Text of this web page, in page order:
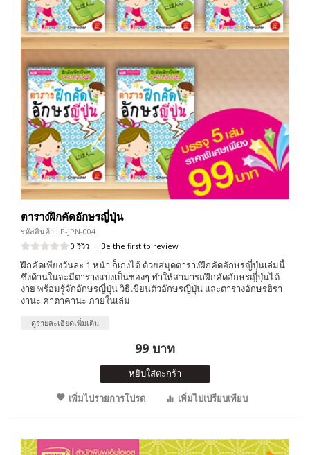
ตารางฝึกคัดอักษรญี่ปุ่น
รหัสสินค้า : P-JPN-004
0 รีวิว | Be the first to review
ฝึกคัดเพียงวันละ 1 หน้า ก็เก่งได้ ด้วยสมุดตารางฝึกคัดอักษรญี่ปุ่นเล่มนี้
ซึ่งด้านในจะมีตารางแบ่งเป็นช่องๆ ทำให้สามารถฝึกคัดอักษรญี่ปุ่นได้
ง่าย พร้อมรู้จักอักษรญี่ปุ่น วิธีเขียนตัวอักษรญี่ปุ่น และตารางอักษรฮิรา
งานะ คาตาคานะ ภายในเล่ม
ดูรายละเอียดเพิ่มเติม
99 บาท
หยิบใส่ตะกร้า
เพิ่มไปรายการโปรด
เพิ่มไปเปรียบเทียบ